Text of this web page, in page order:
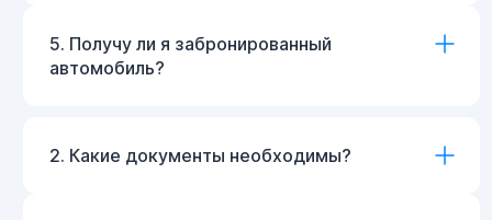
5. Получу ли я забронированный
автомобиль?
2. Какие документы необходимы?